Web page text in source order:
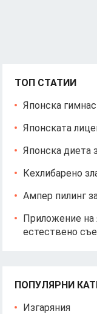
ТОП СТАТИИ
Японска
Японската
Японска диета
Кехлибарено
Ампер пилинг
Приложение на
естествено
ПОПУЛЯРНИ
Изгаряния